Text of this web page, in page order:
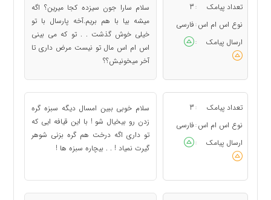
تعداد پیامک :
3
نوع اس ام اس : فارسی
ارسال پیامک
:
سلام سارا جون سیزده کجا میرین؟ اگه
میشه بیا با هم بریم.آخه پارسال با تو
خیلی خوش گذشت . . تو که می بینی
اس ام اس مال تو نیست مرض داری تا
آخر میخونیش؟؟
تعداد پیامک :
3
نوع اس ام اس : فارسی
ارسال پیامک
:
سلام خوبی ببین امسال دیگه سبزه گره
زدن رو بیخیال شو ! با این قیافه ایی که
تو داری اگه درخت هم گره بزنی شوهر
گیرت نمیاد ! . . بیچاره سبزه ها !